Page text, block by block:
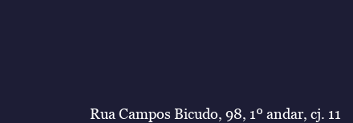
Rua Campos Bicudo, 98, 1º andar, cj. 11